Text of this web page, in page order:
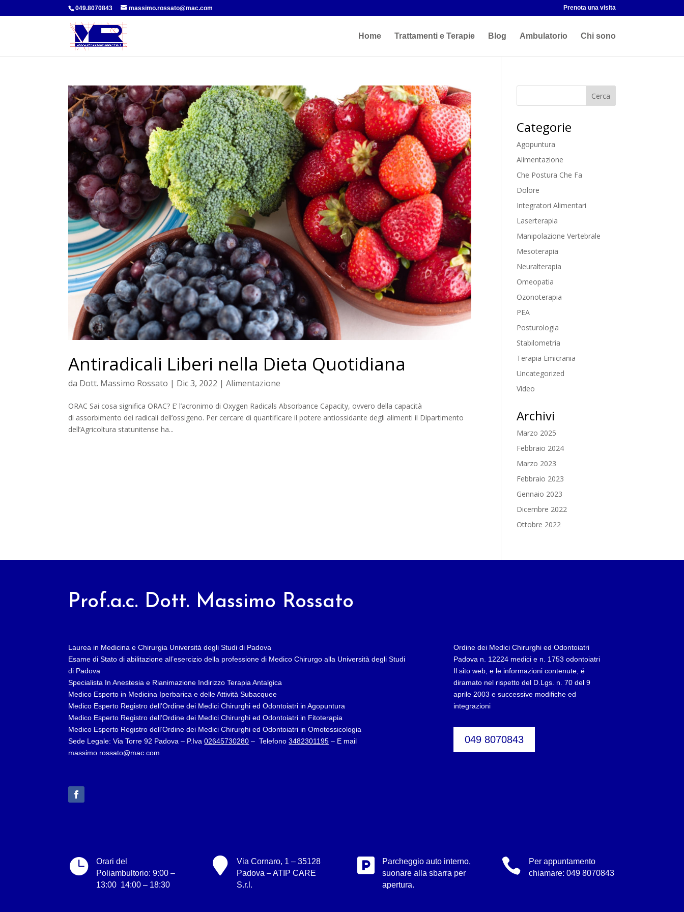
049.8070843 massimo.rossato@mac.com Prenota una visita
Home Trattamenti e Terapie Blog Ambulatorio Chi sono
Antiradicali Liberi nella Dieta Quotidiana
da Dott. Massimo Rossato | Dic 3, 2022 |Alimentazione
ORAC Sai cosa significa ORAC? E’ l’acronimo di Oxygen Radicals Absorbance Capacity, ovvero della capacità
di assorbimento dei radicali dell’ossigeno. Per cercare di quantificare il potere antiossidante degli alimenti il Dipartimento
dell’Agricoltura statunitense ha...
Categorie
Agopuntura
Alimentazione
Che Postura Che Fa
Dolore
Integratori Alimentari
Laserterapia
Manipolazione Vertebrale
Mesoterapia
Neuralterapia
Omeopatia
Ozonoterapia
PEA
Posturologia
Stabilometria
Terapia Emicrania
Uncategorized
Video
Archivi
Marzo 2025
Febbraio 2024
Marzo 2023
Febbraio 2023
Gennaio 2023
Dicembre 2022
Ottobre 2022
Prof.a.c. Dott. Massimo Rossato
Laurea in Medicina e Chirurgia Università degli Studi di Padova
Esame di Stato di abilitazione all’esercizio della professione di Medico Chirurgo alla Università degli Studi
di Padova
Specialista In Anestesia e Rianimazione Indirizzo Terapia Antalgica
Medico Esperto in Medicina Iperbarica e delle Attività Subacquee
Medico Esperto Registro dell’Ordine dei Medici Chirurghi ed Odontoiatri in Agopuntura
Medico Esperto Registro dell’Ordine dei Medici Chirurghi ed Odontoiatri in Fitoterapia
Medico Esperto Registro dell’Ordine dei Medici Chirurghi ed Odontoiatri in Omotossicologia
Sede Legale: Via Torre 92 Padova – P.Iva02645730280 – Telefono3482301195 – E mail
massimo.rossato@mac.com
Ordine dei Medici Chirurghi ed Odontoiatri
Padova n. 12224 medici e n. 1753 odontoiatri
Il sito web, e le informazioni contenute, é
diramato nel rispetto del D.Lgs. n. 70 del 9
aprile 2003 e successive modifiche ed
integrazioni
049 8070843

Orari del
Poliambultorio: 9:00 –
13:00 14:00 – 18:30

Via Cornaro, 1 – 35128
Padova – ATIP CARE
S.r.l.

Parcheggio auto interno,
suonare alla sbarra per
apertura.

Per appuntamento
chiamare:049 8070843